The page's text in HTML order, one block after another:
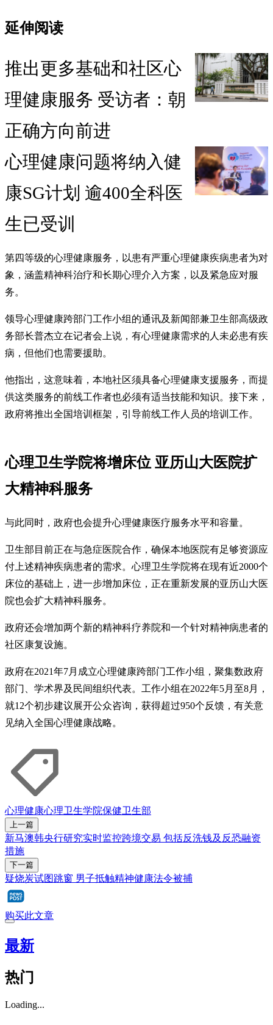
延伸阅读
推出更多基础和社区心
理健康服务 受访者：朝
正确方向前进
心理健康问题将纳入健
康SG计划 逾400全科医
生已受训
第四等级的心理健康服务，以患有严重心理健康疾病患者为对
象，涵盖精神科治疗和长期心理介入方案，以及紧急应对服
务。
领导心理健康跨部门工作小组的通讯及新闻部兼卫生部高级政
务部长普杰立在记者会上说，有心理健康需求的人未必患有疾
病，但他们也需要援助。
他指出，这意味着，本地社区须具备心理健康支援服务，而提
供这类服务的前线工作者也必须有适当技能和知识。接下来，
政府将推出全国培训框架，引导前线工作人员的培训工作。
心理卫生学院将增床位 亚历山大医院扩
大精神科服务
与此同时，政府也会提升心理健康医疗服务水平和容量。
卫生部目前正在与急症医院合作，确保本地医院有足够资源应
付上述精神疾病患者的需求。心理卫生学院将在现有近2000个
床位的基础上，进一步增加床位，正在重新发展的亚历山大医
院也会扩大精神科服务。
政府还会增加两个新的精神科疗养院和一个针对精神病患者的
社区康复设施。
政府在2021年7月成立心理健康跨部门工作小组，聚集数政府
部门、学术界及民间组织代表。工作小组在2022年5月至8月，
就12个初步建议展开公众咨询，获得超过950个反馈，有关意
见纳入全国心理健康战略。
心理健康心理卫生学院保健卫生部
上一篇
新马澳韩央行研究实时监控跨境交易 包括反洗钱及反恐融资
措施
下一篇
疑烧炭试图跳窗 男子抵触精神健康法令被捕
购买此文章
最新
热门
Loading...